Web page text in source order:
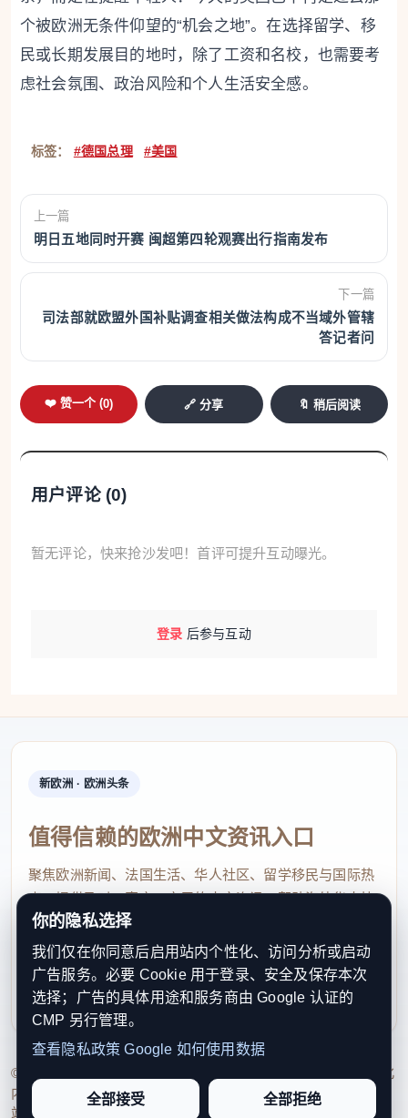
个被欧洲无条件仰望的“机会之地”。在选择留学、移
民或长期发展目的地时，除了工资和名校，也需要考
虑社会氛围、政治风险和个人生活安全感。
标签： #德国总理 #美国
上一篇
明日五地同时开赛 闽超第四轮观赛出行指南发布
下一篇
司法部就欧盟外国补贴调查相关做法构成不当域外管辖
答记者问
❤️ 赞一个 (0) 🔗 分享 🔖 稍后阅读
用户评论 (0)
暂无评论，快来抢沙发吧！首评可提升互动曝光。
登录 后参与互动
新欧洲 · 欧洲头条
值得信赖的欧洲中文资讯入口
聚焦欧洲新闻、法国生活、华人社区、留学移民与国际热
点，提供及时、真实、实用的中文资讯，帮助海外华人快
速了解欧洲动态。
contact@xinouzhou.com
服务支持、版权与合作：工作日优先处理站务、投稿与权
利通知
© 2026 新欧洲·欧洲头条. All Rights Reserved. 本网站持续优化
内容透明度、联系方式与用户权利说明，以提升品牌信任感和
站点完整度。
你的隐私选择
我们仅在你同意后启用站内个性化、访问分析或启动
广告服务。必要 Cookie 用于登录、安全及保存本次
选择；广告的具体用途和服务商由 Google 认证的
CMP 另行管理。
查看隐私政策 Google 如何使用数据
全部接受 全部拒绝